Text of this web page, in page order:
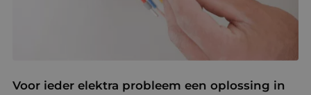
Voor ieder elektra probleem een oplossing in